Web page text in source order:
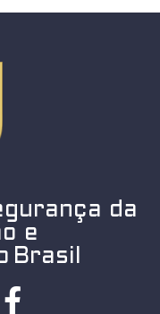
da
e
Brasil